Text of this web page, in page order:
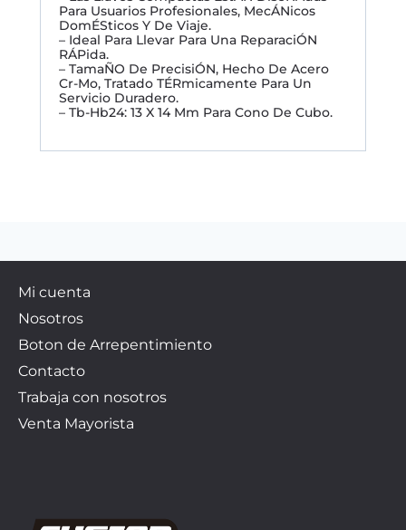
Para Usuarios Profesionales, MecÁNicos
DomÉSticos Y De Viaje.
– Ideal Para Llevar Para Una ReparaciÓN
RÁPida.
– TamaÑO De PrecisiÓN, Hecho De Acero
Cr-Mo, Tratado TÉRmicamente Para Un
Servicio Duradero.
– Tb-Hb24: 13 X 14 Mm Para Cono De Cubo.
Mi cuenta
Nosotros
Boton de Arrepentimiento
Contacto
Trabaja con nosotros
Venta Mayorista